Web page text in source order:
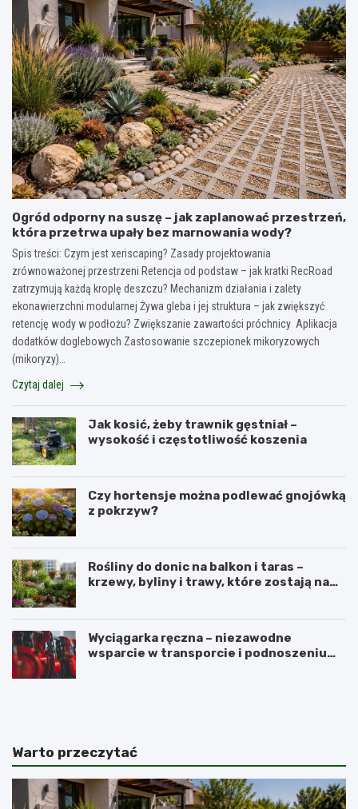
Ogród odporny na suszę – jak zaplanować przestrzeń,
która przetrwa upały bez marnowania wody?
Spis treści: Czym jest xeriscaping? Zasady projektowania
zrównoważonej przestrzeni Retencja od podstaw – jak kratki RecRoad
zatrzymują każdą kroplę deszczu? Mechanizm działania i zalety
ekonawierzchni modularnej Żywa gleba i jej struktura – jak zwiększyć
retencję wody w podłożu? Zwiększanie zawartości próchnicy Aplikacja
dodatków doglebowych Zastosowanie szczepionek mikoryzowych
(mikoryzy)…
Czytaj dalej
Jak kosić, żeby trawnik gęstniał –
wysokość i częstotliwość koszenia
Czy hortensje można podlewać gnojówką
z pokrzyw?
Rośliny do donic na balkon i taras –
krzewy, byliny i trawy, które zostają na
Wyciągarka ręczna – niezawodne
wsparcie w transporcie i podnoszeniu
N
p
s
z
P
i
a
ń
Warto przeczytać